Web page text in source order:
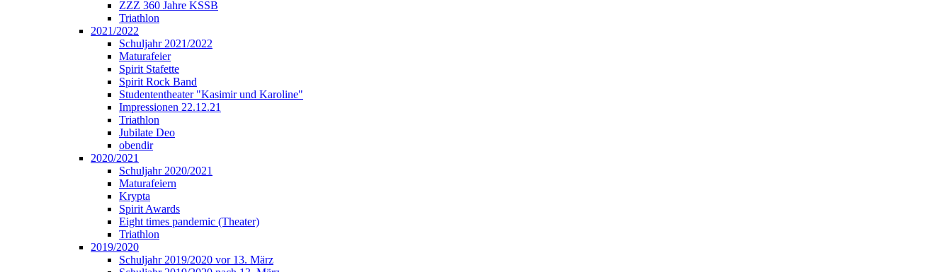
ZZZ 360 Jahre KSSB
Triathlon
2021/2022
Schuljahr 2021/2022
Maturafeier
Spirit Stafette
Spirit Rock Band
Studententheater "Kasimir und Karoline"
Impressionen 22.12.21
Triathlon
Jubilate Deo
obendir
2020/2021
Schuljahr 2020/2021
Maturafeiern
Krypta
Spirit Awards
Eight times pandemic (Theater)
Triathlon
2019/2020
Schuljahr 2019/2020 vor 13. März